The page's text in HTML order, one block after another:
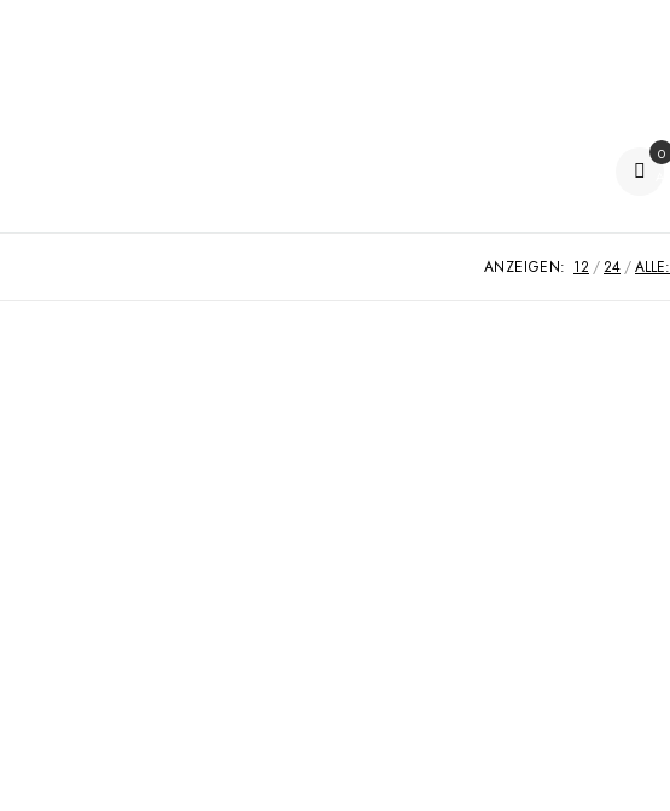
0
ANZEIGEN: 12 24 ALLE: